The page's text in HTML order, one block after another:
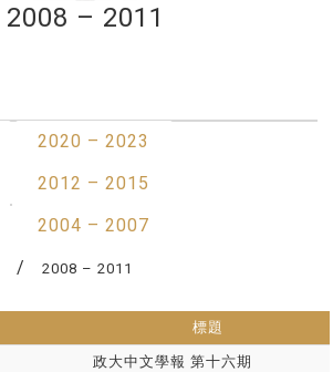
2008 – 2011
2020 – 2023
2012 – 2015
2004 – 2007
2008 – 2011
標題
政大中文學報 第十六期